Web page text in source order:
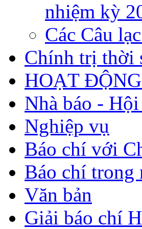
nhiệm kỳ
Các Câu
Chính trị thời
HOẠT
Nhà báo -
Nghiệp vụ
Báo chí với
Báo chí trong
Văn bản
Giải báo chí